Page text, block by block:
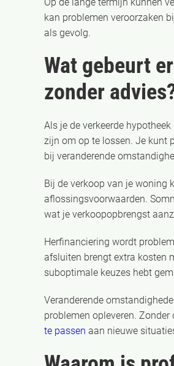
kan problemen veroorzaken
als gevolg.
Wat gebeurt
zonder
Als je de verkeerde
zijn om op te lossen. Je kunt
bij veranderende
Bij de verkoop van je woning
aflossingsvoorwaarden.
wat je verkoopopbrengst
Herfinanciering wordt
afsluiten brengt extra kosten
suboptimale keuzes hebt
Veranderende
problemen opleveren.
te passen aan nieuwe